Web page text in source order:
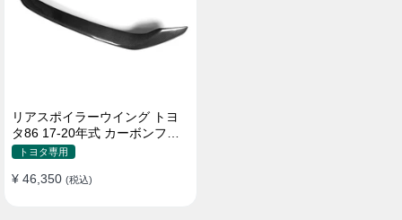
リアスポイラーウイング トヨ
タ86 17-20年式 カーボンファ
イバー 貼り付け装着
トヨタ専用
¥ 46,350 (税込)